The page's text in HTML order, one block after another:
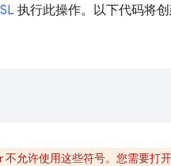
执行此操作。以下代码将
允许使用这些符号。您需要打